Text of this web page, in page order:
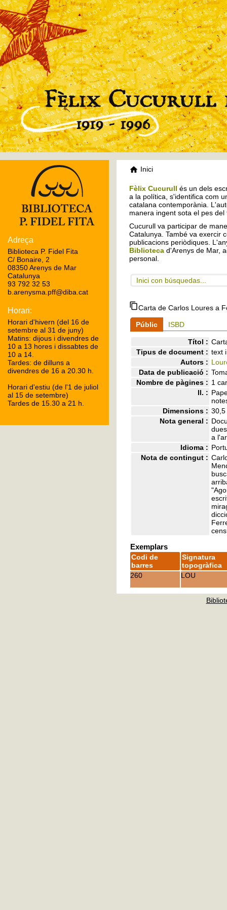
Inici
Fèlix Cucurull és un dels
a la política, s'identifica com
catalana contemporània.
manera ingent sota el pes del
Cucurull va participar de
Catalunya. També va exercir
publicacions periòdiques.
Biblioteca d'Arenys de Mar,
personal.
Inici con búsquedas...
Carta de Carlos Loures a
Públic ISBD
Títol :
Tipus de document : text
Autors :
Data de publicació :
Nombre de pàgines : 1
ll. :
Dimensions : 30,5
Nota general :
a
Idioma :
Nota de contingut :
Exemplars
Codi de
barres
Signatura
topogràfica
260
LOU
Adreça
Biblioteca P. Fidel Fita
C/ Bonaire, 2
08350 Arenys de Mar
Catalunya
93 792 32 53
b.arenysma.pff@diba.cat
Horari:
Horari d'hivern (del 16 de
setembre al 31 de juny)
Matins: dijous i divendres de
10 a 13 hores i dissabtes de
10 a 14.
Tardes: de dilluns a
divendres de 16 a 20.30 h.
Horari d'estiu (de l'1 de juliol
al 15 de setembre)
Tardes de 15.30 a 21 h.